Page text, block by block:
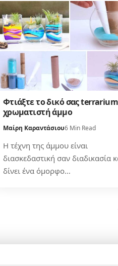
Φτιάξτε το δικό σας
χρωματιστή άμμο
Μαίρη Καραντάσιου6 Min Read
Η τέχνη της άμμου είναι
διασκεδαστική σαν διαδικασία
δίνει ένα όμορφο…